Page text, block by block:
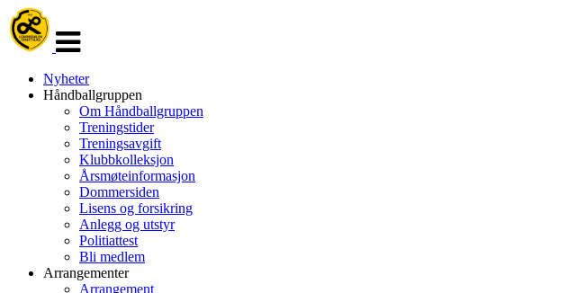
navigasjon
Nyheter
Håndballgruppen
Om Håndballgruppen
Treningstider
Treningsavgift
Klubbkolleksjon
Årsmøteinformasjon
Dommersiden
Lisens og forsikring
Anlegg og utstyr
Politiattest
Bli medlem
Arrangementer
Arrangement